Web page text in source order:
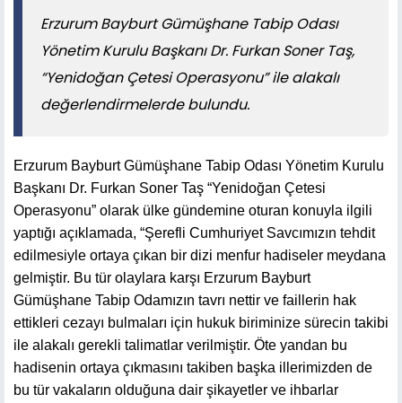
Erzurum Bayburt Gümüşhane Tabip Odası
Yönetim Kurulu Başkanı Dr. Furkan Soner Taş,
“Yenidoğan Çetesi Operasyonu” ile alakalı
değerlendirmelerde bulundu.
Erzurum Bayburt Gümüşhane Tabip Odası Yönetim Kurulu
Başkanı Dr. Furkan Soner Taş “Yenidoğan Çetesi
Operasyonu” olarak ülke gündemine oturan konuyla ilgili
yaptığı açıklamada, “Şerefli Cumhuriyet Savcımızın tehdit
edilmesiyle ortaya çıkan bir dizi menfur hadiseler meydana
gelmiştir. Bu tür olaylara karşı Erzurum Bayburt
Gümüşhane Tabip Odamızın tavrı nettir ve faillerin hak
ettikleri cezayı bulmaları için hukuk biriminize sürecin takibi
ile alakalı gerekli talimatlar verilmiştir. Öte yandan bu
hadisenin ortaya çıkmasını takiben başka illerimizden de
bu tür vakaların olduğuna dair şikayetler ve ihbarlar